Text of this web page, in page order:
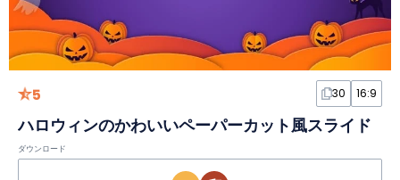
5 30 16:9
ハロウィンのかわいいペーパーカット風スライド
ダウンロード